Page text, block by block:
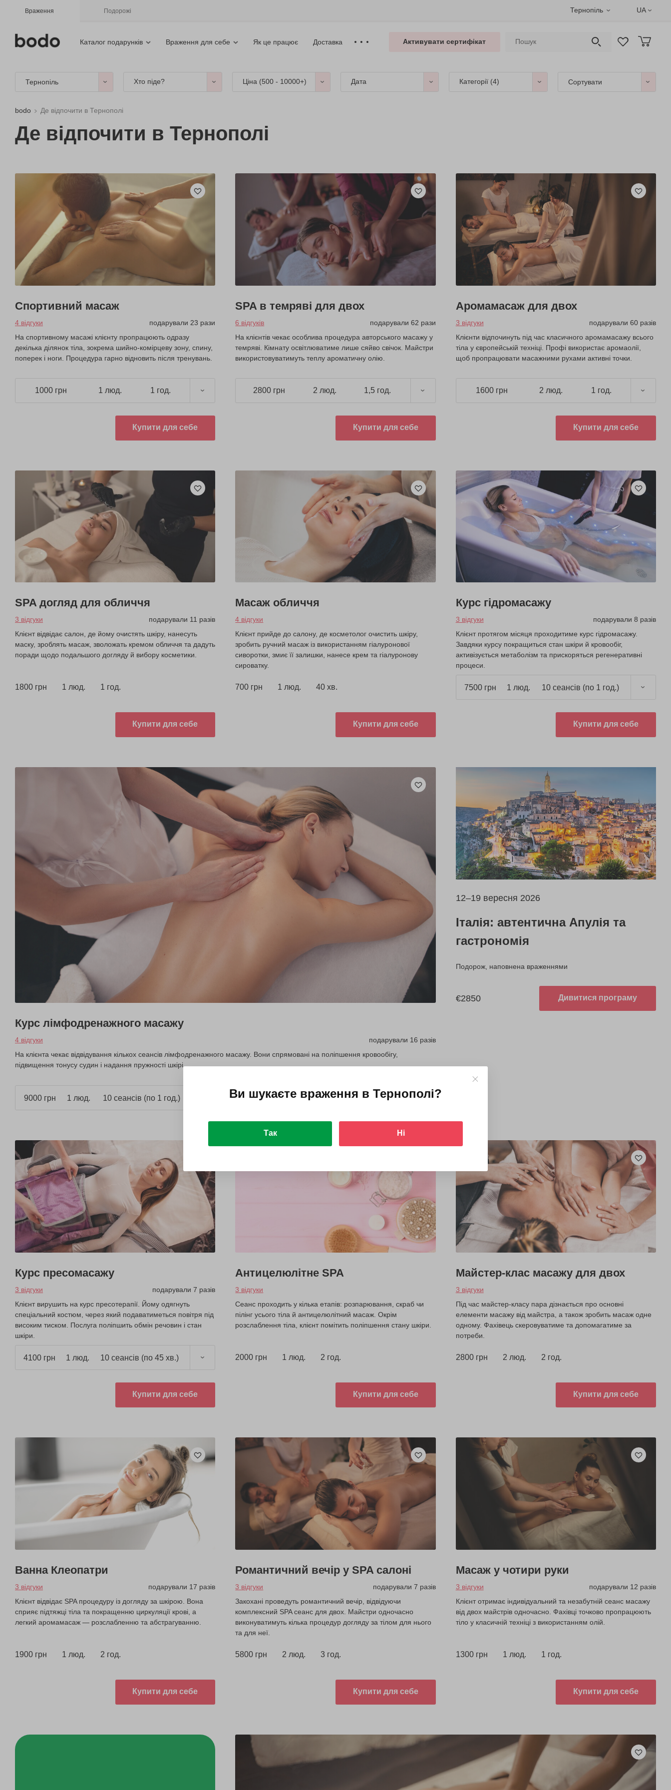
Враження Подорожі Тернопіль UA
Каталог подарунків Враження для себе Як це працює Доставка Активувати сертифікат
Тернопіль Хто піде? Ціна (500 - 10000+) Дата Категорії (4) Сортувати
bodo Де відпочити в Тернополі
Де відпочити в Тернополі
Спортивний масаж
4 відгуки
подарували 23 рази
На спортивному масажі клієнту пропрацюють одразу
декілька ділянок тіла, зокрема шийно-комірцеву зону, спину,
поперек і ноги. Процедура гарно відновить після тренувань.
1000 грн 1 люд. 1 год.
Купити для себе
SPA в темряві для двох
6 відгуків
подарували 62 рази
На клієнтів чекає особлива процедура авторського масажу у
темряві. Кімнату освітлюватиме лише сяйво свічок. Майстри
використовуватимуть теплу ароматичну олію.
2800 грн 2 люд. 1,5 год.
Купити для себе
Аромамасаж для двох
3 відгуки
подарували 60 разів
Клієнти відпочинуть під час класичного аромамасажу всього
тіла у європейській техніці. Профі використає аромаолії,
щоб пропрацювати масажними рухами активні точки.
1600 грн 2 люд. 1 год.
Купити для себе
SPA догляд для обличчя
3 відгуки
подарували 11 разів
Клієнт відвідає салон, де йому очистять шкіру, нанесуть
маску, зроблять масаж, зволожать кремом обличчя та дадуть
поради щодо подальшого догляду й вибору косметики.
1800 грн 1 люд. 1 год.
Купити для себе
Масаж обличчя
4 відгуки
Клієнт прийде до салону, де косметолог очистить шкіру,
зробить ручний масаж із використанням гіалуронової
сиворотки, змиє її залишки, нанесе крем та гіалуронову
сироватку.
700 грн 1 люд. 40 хв.
Купити для себе
Курс гідромасажу
3 відгуки
подарували 8 разів
Клієнт протягом місяця проходитиме курс гідромасажу.
Завдяки курсу покращиться стан шкіри й кровообіг,
активізується метаболізм та прискоряться регенеративні
процеси.
7500 грн 1 люд. 10 сеансів (по 1 год.)
Купити для себе
Курс лімфодренажного масажу
4 відгуки
подарували 16 разів
На клієнта чекає відвідування кількох сеансів лімфодренажного масажу. Вони спрямовані на поліпшення кровообігу,
підвищення тонусу судин і надання пружності шкірі.
9000 грн 1 люд. 10 сеансів (по 1 год.) Купити для себе
12–19 вересня 2026
Італія: автентична Апулія та
гастрономія
Подорож, наповнена враженнями
€2850 Дивитися програму
Курс пресомасажу
3 відгуки
подарували 7 разів
Клієнт вирушить на курс пресотерапії. Йому одягнуть
спеціальний костюм, через який подаватиметься повітря під
високим тиском. Послуга поліпшить обмін речовин і стан
шкіри.
4100 грн 1 люд. 10 сеансів (по 45 хв.)
Купити для себе
Антицелюлітне SPA
3 відгуки
Сеанс проходить у кілька етапів: розпарювання, скраб чи
пілінг усього тіла й антицелюлітний масаж. Окрім
розслаблення тіла, клієнт помітить поліпшення стану шкіри.
2000 грн 1 люд. 2 год.
Купити для себе
Майстер-клас масажу для двох
3 відгуки
Під час майстер-класу пара дізнається про основні
елементи масажу від майстра, а також зробить масаж одне
одному. Фахівець скеровуватиме та допомагатиме за
потреби.
2800 грн 2 люд. 2 год.
Купити для себе
Ванна Клеопатри
3 відгуки
подарували 17 разів
Клієнт відвідає SPA процедуру із догляду за шкірою. Вона
сприяє підтяжці тіла та покращенню циркуляції крові, а
легкий аромамасаж — розслабленню та абстрагуванню.
1900 грн 1 люд. 2 год.
Купити для себе
Романтичний вечір у SPA салоні
3 відгуки
подарували 7 разів
Закохані проведуть романтичний вечір, відвідуючи
комплексний SPA сеанс для двох. Майстри одночасно
виконуватимуть кілька процедур догляду за тілом для нього
та для неї.
5800 грн 2 люд. 3 год.
Купити для себе
Масаж у чотири руки
3 відгуки
подарували 12 разів
Клієнт отримає індивідуальний та незабутній сеанс масажу
від двох майстрів одночасно. Фахівці точково пропрацюють
тіло у класичній техніці з використанням олій.
1300 грн 1 люд. 1 год.
Купити для себе
Ви шукаєте враження в Тернополі?
Так Ні